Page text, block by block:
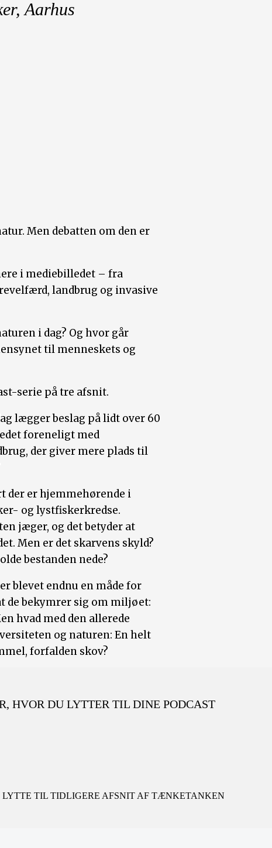
Aarhus
Men debatten om den er
i mediebilledet – fra
landbrug og invasive
i dag? Og hvor går
til menneskets og
serie på tre afsnit.
lægger beslag på lidt over 60
foreneligt med
der giver mere plads til
der er hjemmehørende i
og lystfiskerkredse.
jæger, og det betyder at
Men er det skarvens skyld?
bestanden nede?
blevet endnu en måde for
de bekymrer sig om miljøet:
hvad med den allerede
og naturen: En helt
forfalden skov?
HVOR DU LYTTER TIL DINE PODCAST
TIL TIDLIGERE AFSNIT AF TÆNKETANKEN